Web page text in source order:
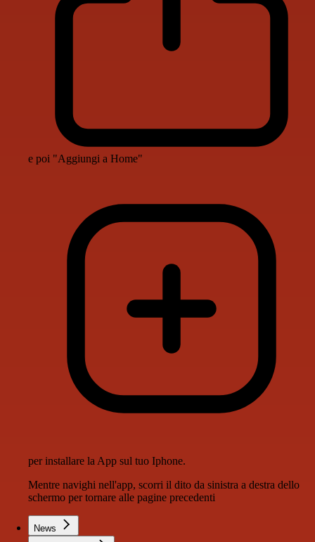
e poi "Aggiungi a Home"
per installare la App sul tuo Iphone.
Mentre navighi nell'app, scorri il dito da sinistra a destra dello
schermo per tornare alle pagine precedenti
News